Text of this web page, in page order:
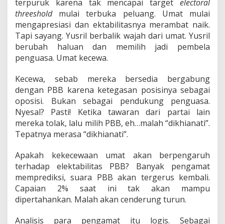
terpuruk karena tak mencapai target electoral
threesholdmulai terbuka peluang. Umat mulai
mengapresiasi dan ektabilitasnya merambat naik.
Tapi sayang. Yusril berbalik wajah dari umat. Yusril
berubah haluan dan memilih jadi pembela
penguasa. Umat kecewa.
Kecewa, sebab mereka bersedia bergabung
dengan PBB karena ketegasan posisinya sebagai
oposisi. Bukan sebagai pendukung penguasa.
Nyesal? Pasti! Ketika tawaran dari partai lain
mereka tolak, lalu milih PBB, eh…malah “dikhianati”.
Tepatnya merasa “dikhianati”.
Apakah kekecewaan umat akan berpengaruh
terhadap elektabilitas PBB? Banyak pengamat
memprediksi, suara PBB akan tergerus kembali.
Capaian 2% saat ini tak akan mampu
dipertahankan. Malah akan cenderung turun.
Analisis para pengamat itu logis. Sebagai